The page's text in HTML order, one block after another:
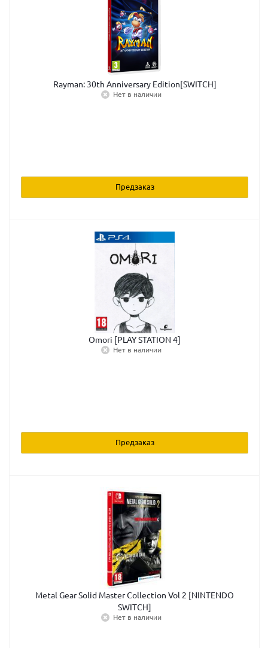
Rayman: 30th Anniversary Edition[SWITCH]
Нет в наличии
Предзаказ
Omori [PLAY STATION 4]
Нет в наличии
Предзаказ
Metal Gear Solid Master Collection Vol 2 [NINTENDO
SWITCH]
Нет в наличии